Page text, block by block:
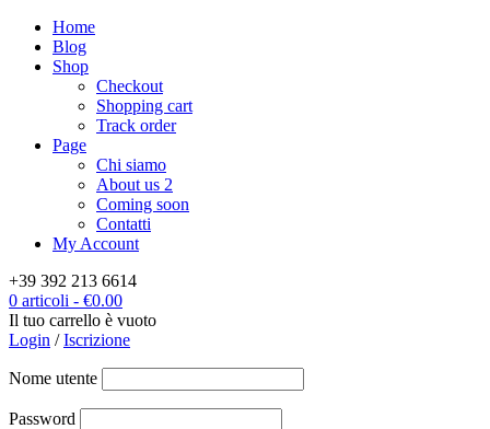
Home
Blog
Shop
Checkout
Shopping cart
Track order
Page
Chi siamo
About us 2
Coming soon
Contatti
My Account
+39 392 213 6614
0 articoli - €0.00
Il tuo carrello è vuoto
Login /Iscrizione
Nome utente
Password